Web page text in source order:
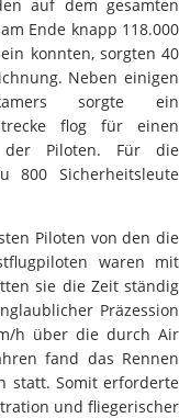
auf dem gesamten
Ende knapp 118.000
konnten, sorgten 40
Neben einigen
sorgte ein
flog für einen
der Piloten. Für die
800 Sicherheitsleute
Piloten von den die
waren mit
sie die Zeit ständig
Präzession
h über die durch Air
fand das Rennen
statt. Somit erforderte
und fliegerischer